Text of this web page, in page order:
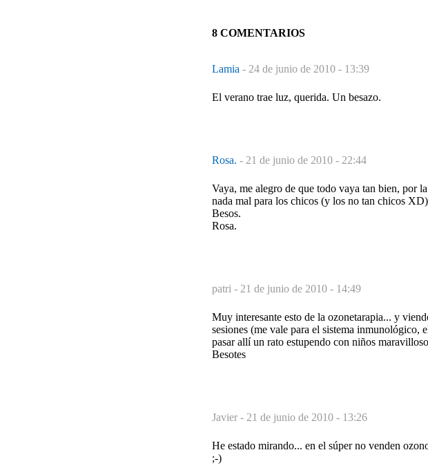
8 COMENTARIOS
Lamia - 24 de junio de 2010 - 13:39
El verano trae luz, querida. Un besazo.
Rosa. - 21 de junio de 2010 - 22:44
Vaya, me alegro de que todo vaya tan bien, por
nada mal para los chicos (y los no tan chicos
Besos.
Rosa.
patri - 21 de junio de 2010 - 14:49
Muy interesante esto de la ozonetarapia... y
sesiones (me vale para el sistema inmunológico,
pasar allí un rato estupendo con niños
Besotes
Javier - 21 de junio de 2010 - 13:26
He estado mirando... en el súper no venden
;-)